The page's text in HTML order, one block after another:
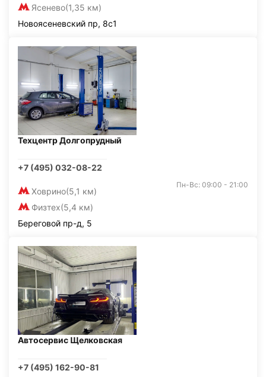
Ясенево(1,35 км)
Новоясеневский пр, 8с1
Техцентр Долгопрудный
+7 (495) 032-08-22
Ховрино(5,1 км)
Физтех(5,4 км)
Пн-Вс: 09:00 - 21:00
Береговой пр-д, 5
Автосервис Щелковская
+7 (495) 162-90-81